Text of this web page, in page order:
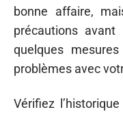
bonne affaire,
précautions
quelques
problèmes avec
Vérifiez